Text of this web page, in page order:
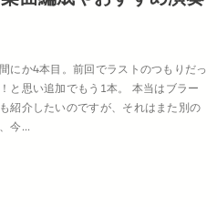
にか4本目。前回でラストのつもりだっ
と思い追加でもう1本。 本当はブラー
紹介したいのですが、それはまた別の
今...